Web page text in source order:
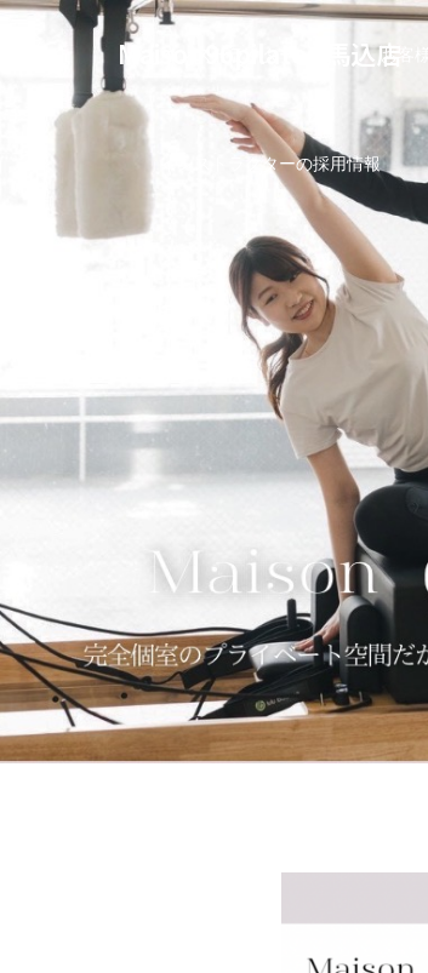
Maison96pilates 馬込店お客
インストラクターの採用情報